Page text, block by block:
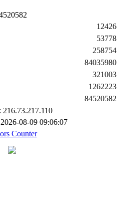
520582
12426
53778
258754
84035980
321003
1262223
84520582
216.73.217.110
08-09 09:06:07
Counter